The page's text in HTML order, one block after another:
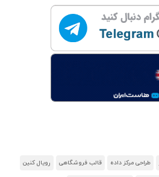
طراحی مرکز داده قالب فروشگاهی رویال کنین